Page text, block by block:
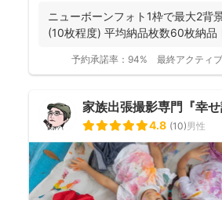
ニューボーンフォト1枠で最大2背
(10枚程度) 平均納品枚数60枚納品
予約承諾率： 94% 最終アクティブ
家族出張撮影専門『幸
4.8 (10)男性